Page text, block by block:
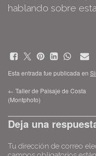
hablando sobre
Esta entrada fue publicada en
← Taller de Paisaje de Costa
(Montphoto)
Deja una
Tu dirección de correo